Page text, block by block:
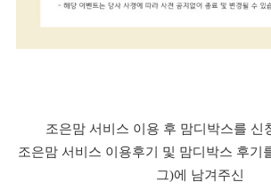
조은맘 서비스 이용 후 맘디박스를 신
조은맘 서비스 이용후기 및 맘디박스 후기
그)에 남겨주신